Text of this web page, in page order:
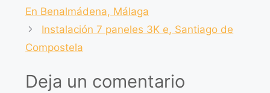
En Benalmádena, Málaga
Instalación 7 paneles 3K e, Santiago de
Compostela
Deja un comentario